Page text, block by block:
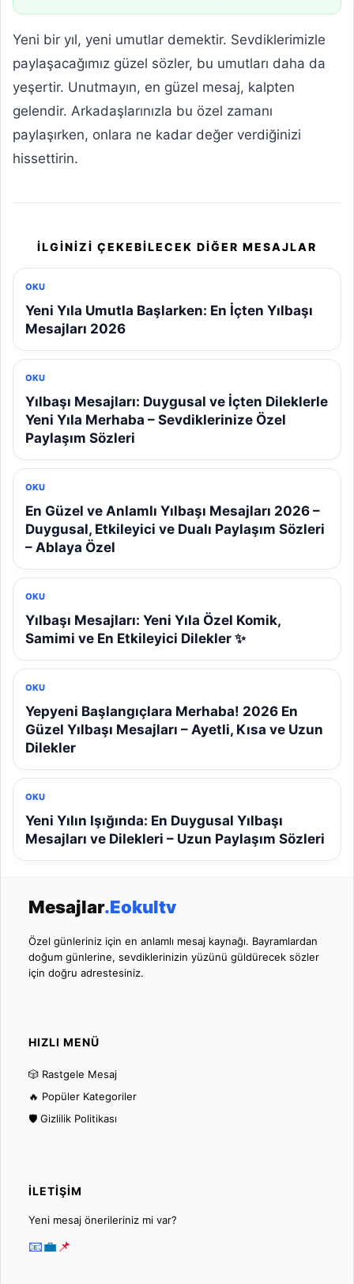
Yeni bir yıl, yeni umutlar demektir. Sevdiklerimizle
paylaşacağımız güzel sözler, bu umutları daha da
yeşertir. Unutmayın, en güzel mesaj, kalpten
gelendir. Arkadaşlarınızla bu özel zamanı
paylaşırken, onlara ne kadar değer verdiğinizi
hissettirin.
İLGINIZI ÇEKEBILECEK DIĞER MESAJLAR
OKU
Yeni Yıla Umutla Başlarken: En İçten Yılbaşı
Mesajları 2026
OKU
Yılbaşı Mesajları: Duygusal ve İçten Dileklerle
Yeni Yıla Merhaba – Sevdiklerinize Özel
Paylaşım Sözleri
OKU
En Güzel ve Anlamlı Yılbaşı Mesajları 2026 –
Duygusal, Etkileyici ve Dualı Paylaşım Sözleri
– Ablaya Özel
OKU
Yılbaşı Mesajları: Yeni Yıla Özel Komik,
Samimi ve En Etkileyici Dilekler ✨
OKU
Yepyeni Başlangıçlara Merhaba! 2026 En
Güzel Yılbaşı Mesajları – Ayetli, Kısa ve Uzun
Dilekler
OKU
Yeni Yılın Işığında: En Duygusal Yılbaşı
Mesajları ve Dilekleri – Uzun Paylaşım Sözleri
Mesajlar.Eokultv
Özel günleriniz için en anlamlı mesaj kaynağı. Bayramlardan
doğum günlerine, sevdiklerinizin yüzünü güldürecek sözler
için doğru adrestesiniz.
HIZLI MENÜ
🎲 Rastgele Mesaj
🔥 Popüler Kategoriler
🛡️ Gizlilik Politikası
İLETIŞIM
Yeni mesaj önerileriniz mi var?
📧💼📌